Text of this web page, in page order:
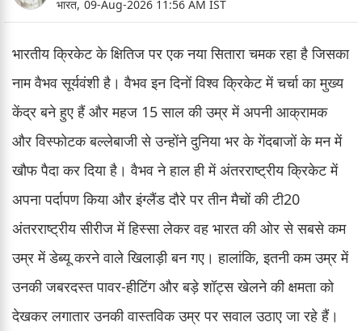
भारत, 09-Aug-2026 11:56 AM IST
भारतीय क्रिकेट के क्षितिज पर एक नया सितारा चमक रहा है जिसका
नाम वैभव सूर्यवंशी है। वैभव इन दिनों विश्व क्रिकेट में चर्चा का मुख्य
केंद्र बने हुए हैं और महज 15 साल की उम्र में अपनी आक्रामक
और विस्फोटक बल्लेबाजी से उन्होंने दुनिया भर के गेंदबाजों के मन में
खौफ पैदा कर दिया है। वैभव ने हाल ही में अंतरराष्ट्रीय क्रिकेट में
अपना पर्दापण किया और इंग्लैंड दौरे पर तीन मैचों की टी20
अंतरराष्ट्रीय सीरीज में हिस्सा लेकर वह भारत की ओर से सबसे कम
उम्र में डेब्यू करने वाले खिलाड़ी बन गए। हालांकि, इतनी कम उम्र में
उनकी जबरदस्त पावर-हीटिंग और बड़े शॉट्स खेलने की क्षमता को
देखकर लगातार उनकी वास्तविक उम्र पर सवाल उठाए जा रहे हैं।